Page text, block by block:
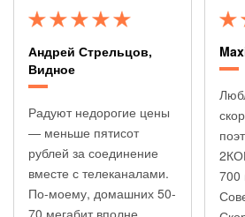
Андрей Стрельцов,
Видное
Радуют недорогие цены
— меньше пятисот
рублей за соединение
вместе с телеканалами.
По-моему, домашних 50-
700